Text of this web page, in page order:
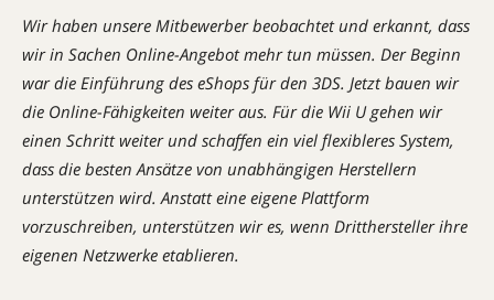
Wir haben unsere Mitbewerber beobachtet und erkannt, dass
wir in Sachen Online-Angebot mehr tun müssen. Der Beginn
war die Einführung des eShops für den 3DS. Jetzt bauen wir
die Online-Fähigkeiten weiter aus. Für die Wii U gehen wir
einen Schritt weiter und schaffen ein viel flexibleres System,
dass die besten Ansätze von unabhängigen Herstellern
unterstützen wird. Anstatt eine eigene Plattform
vorzuschreiben, unterstützen wir es, wenn Dritthersteller ihre
eigenen Netzwerke etablieren.